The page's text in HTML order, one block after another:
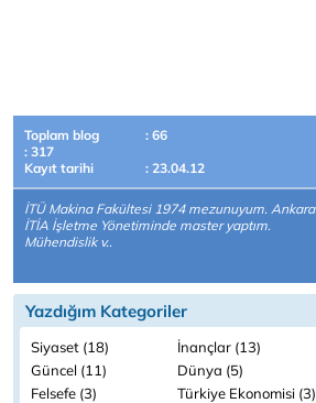
Toplam blog
: 66
: 317
Kayıt tarihi
: 23.04.12
İTÜ Makina Fakültesi 1974 mezunuyum. Ankara
İTİA İşletme Yönetiminde master yaptım.
Mühendislik v..
Yazdığım Kategoriler
Siyaset (18)
İnançlar (13)
Güncel (11)
Dünya (5)
Felsefe (3)
Türkiye Ekonomisi (3)